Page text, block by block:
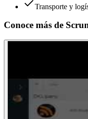
Transporte y
Conoce más de